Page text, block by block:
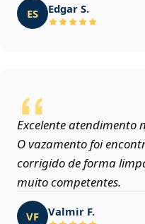
ES Edgar S.
Excelente atendimento
O vazamento foi
corrigido de forma
muito competentes.
VF Valmir F.